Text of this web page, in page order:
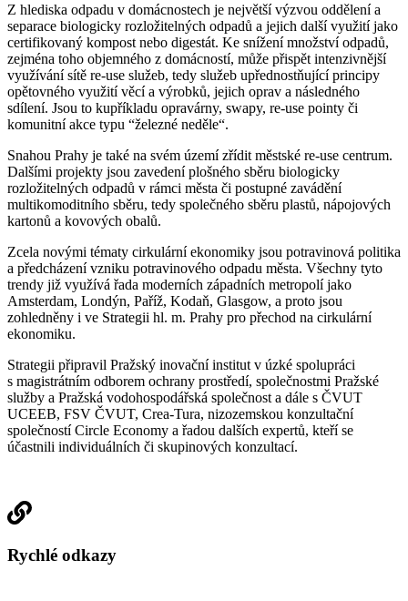
Z hlediska odpadu v domácnostech je největší výzvou oddělení a
separace biologicky rozložitelných odpadů a jejich další využití jako
certifikovaný kompost nebo digestát. Ke snížení množství odpadů,
zejména toho objemného z domácností, může přispět intenzivnější
využívání sítě re-use služeb, tedy služeb upřednostňující principy
opětovného využití věcí a výrobků, jejich oprav a následného
sdílení. Jsou to kupříkladu opravárny, swapy, re-use pointy či
komunitní akce typu “železné neděle“.
Snahou Prahy je také na svém území zřídit městské re-use centrum.
Dalšími projekty jsou zavedení plošného sběru biologicky
rozložitelných odpadů v rámci města či postupné zavádění
multikomoditního sběru, tedy společného sběru plastů, nápojových
kartonů a kovových obalů.
Zcela novými tématy cirkulární ekonomiky jsou potravinová politika
a předcházení vzniku potravinového odpadu města. Všechny tyto
trendy již využívá řada moderních západních metropolí jako
Amsterdam, Londýn, Paříž, Kodaň, Glasgow, a proto jsou
zohledněny i ve Strategii hl. m. Prahy pro přechod na cirkulární
ekonomiku.
Strategii připravil Pražský inovační institut v úzké spolupráci
s magistrátním odborem ochrany prostředí, společnostmi Pražské
služby a Pražská vodohospodářská společnost a dále s ČVUT
UCEEB, FSV ČVUT, Crea-Tura, nizozemskou konzultační
společností Circle Economy a řadou dalších expertů, kteří se
účastnili individuálních či skupinových konzultací.
Rychlé odkazy